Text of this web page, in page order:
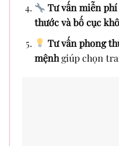
Tư vấn miễn
thước và bố cục
Tư vấn phong
mệnhgiúp chọn